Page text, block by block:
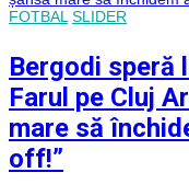
FOTBAL SLIDER
Bergodi speră
Farul pe Cluj
mare să
off!”